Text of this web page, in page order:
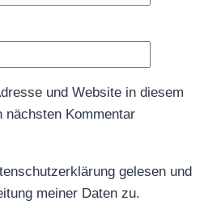
und Website in diesem
nächsten Kommentar
gelesen und
meiner Daten zu.